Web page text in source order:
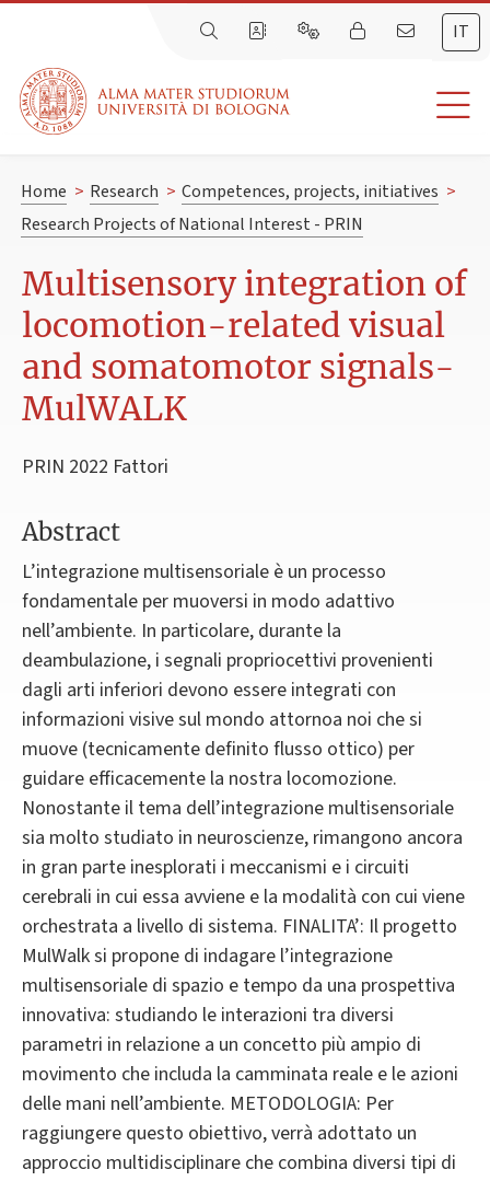
IT
Home > Research > Competences, projects, initiatives >
Research Projects of National Interest - PRIN
Multisensory integration of
locomotion-related visual
and somatomotor signals-
MulWALK
PRIN 2022 Fattori
Abstract
L’integrazione multisensoriale è un processo
fondamentale per muoversi in modo adattivo
nell’ambiente. In particolare, durante la
deambulazione, i segnali propriocettivi provenienti
dagli arti inferiori devono essere integrati con
informazioni visive sul mondo attornoa noi che si
muove (tecnicamente definito flusso ottico) per
guidare efficacemente la nostra locomozione.
Nonostante il tema dell’integrazione multisensoriale
sia molto studiato in neuroscienze, rimangono ancora
in gran parte inesplorati i meccanismi e i circuiti
cerebrali in cui essa avviene e la modalità con cui viene
orchestrata a livello di sistema. FINALITA’: Il progetto
MulWalk si propone di indagare l’integrazione
multisensoriale di spazio e tempo da una prospettiva
innovativa: studiando le interazioni tra diversi
parametri in relazione a un concetto più ampio di
movimento che includa la camminata reale e le azioni
delle mani nell’ambiente. METODOLOGIA: Per
raggiungere questo obiettivo, verrà adottato un
approccio multidisciplinare che combina diversi tipi di